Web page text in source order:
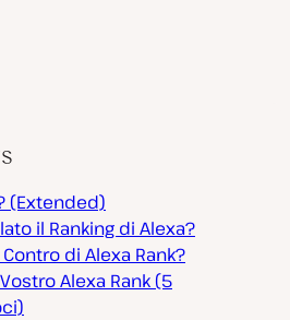
(Extended)
il Ranking di Alexa?
di Alexa Rank?
Alexa Rank (5